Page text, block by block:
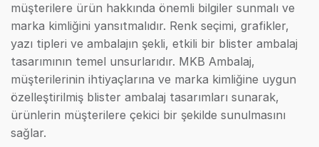
müşterilere ürün hakkında önemli bilgiler sunmalı ve
marka kimliğini yansıtmalıdır. Renk seçimi, grafikler,
yazı tipleri ve ambalajın şekli, etkili bir blister ambalaj
tasarımının temel unsurlarıdır. MKB Ambalaj,
müşterilerinin ihtiyaçlarına ve marka kimliğine uygun
özelleştirilmiş blister ambalaj tasarımları sunarak,
ürünlerin müşterilere çekici bir şekilde sunulmasını
sağlar.